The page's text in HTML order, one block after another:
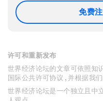
免费
许可和重新发布
世界经济论坛的文章可依照知
国际公共许可协议 , 并根据我
世界经济论坛是一个独立且中